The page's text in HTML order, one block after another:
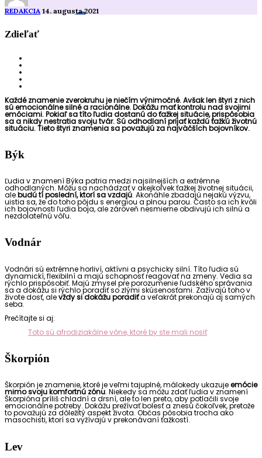
REDAKCIA 14. augusta 2021
Zdieľať
Každé znamenie zverokruhu je niečím výnimočné. Avšak len štyri z nich
sú emocionálne silné a racionálne. Dokážu mať kontrolu nad svojimi
emóciami. Pokiaľ sa títo ľudia dostanú do ťažkej situácie, prispôsobia
sa a nikdy nestratia svoju tvár. Sú odhodlaní prijať každú ťažkú životnú
situáciu. Tieto štyri znamenia sa považujú za najväčších bojovníkov.
Býk
Ľudia v znamení Býka patria medzi najsilnejších a extrémne
odhodlaných. Môžu sa nachádzať v akejkoľvek ťažkej životnej situácii,
alebudú tí poslední, ktorí sa vzdajú. Akonáhle zbadajú nejakú výzvu,
uistia sa, že do toho pôjdu s energiou a plnou parou. Často sa ich kvôli
ich bojovnosti ľudia boja, ale zároveň nesmierne obdivujú ich silnú a
nezdolateľnú vôľu.
Vodnár
Vodnári sú extrémne horliví, aktívni a psychicky silní. Títo ľudia sú
dynamickí, flexibilní a majú schopnosť reagovať na zmeny. Vedia sa
rýchlo prispôsobiť. Majú zmysel pre porozumenie ľudského správania
sa a dokážu si rýchlo poradiť so zlými skúsenosťami. Zažívajú toho v
živote dosť, alevždy si dokážu poradiťa veľakrát prekonajú aj samých
seba.
Prečítajte si aj:
Toto sú afrodiziakálne vône, ktoré by ste mali nosiť
Škorpión
Škorpión je znamenie, ktoré je veľmi tajuplné, málokedy ukazujeemócie
mimo svoju komfortnú zónu. Niekedy sa môžu zdať ľudia v znamení
Škorpióna príliš chladní a drsní, ale to len preto, aby potlačili svoje
emocionálne potreby. Dokážu prežívať bolesť a znesú čokoľvek, pretože
to považujú za dôležitý aspekt života. Občas pôsobia trocha ako
masochisti, ktorí sa vyžívajú v prekonávaní ťažkostí.
Lev